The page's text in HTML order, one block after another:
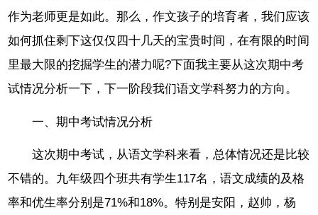
作为老师更是如此。那么，作文孩子的培育者，我们应该
如何抓住剩下这仅仅四十几天的宝贵时间，在有限的时间
里最大限的挖掘学生的潜力呢?下面我主要从这次期中考
试情况分析一下，下一阶段我们语文学科努力的方向。
一、期中考试情况分析
这次期中考试，从语文学科来看，总体情况还是比较
不错的。九年级四个班共有学生117名，语文成绩的及格
率和优生率分别是71%和18%。特别是安阳，赵帅，杨